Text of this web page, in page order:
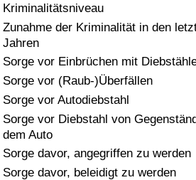
Kriminalitätsniveau
Zunahme der Kriminalität in den
Jahren
Sorge vor Einbrüchen mit
Sorge vor (Raub-)Überfällen
Sorge vor Autodiebstahl
Sorge vor Diebstahl von
dem Auto
Sorge davor, angegriffen zu werden
Sorge davor, beleidigt zu werden
Kriminalitäts-Index
Kriminalitätsindex nach Land
Gesundheitsversorgung
Gesundheitsversorgungs-Index
Gesundheitsversorgungs-Index